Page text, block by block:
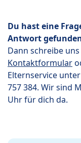
Du hast eine
Antwort
Dann schreibe
Kontaktformular
Elternservice
757 384. Wir sind
Uhr für dich da.